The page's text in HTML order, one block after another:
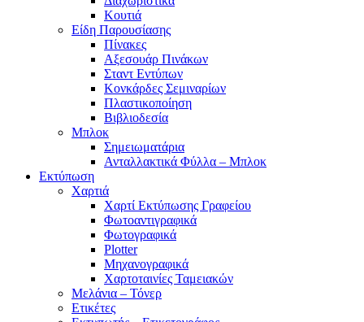
Κουτιά
Είδη Παρουσίασης
Πίνακες
Αξεσουάρ Πινάκων
Σταντ Εντύπων
Κονκάρδες Σεμιναρίων
Πλαστικοποίηση
Βιβλιοδεσία
Μπλοκ
Σημειωματάρια
Ανταλλακτικά Φύλλα – Μπλοκ
Εκτύπωση
Χαρτιά
Χαρτί Εκτύπωσης Γραφείου
Φωτοαντιγραφικά
Φωτογραφικά
Plotter
Μηχανογραφικά
Χαρτοταινίες Ταμειακών
Μελάνια – Τόνερ
Ετικέτες